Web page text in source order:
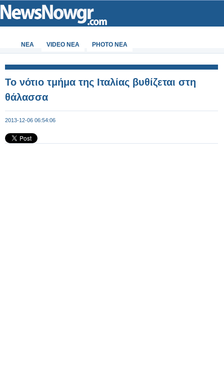
ΝΕΑ VIDEO NEA PHOTO NEA
Το νότιο τμήμα της Ιταλίας βυθίζεται στη
θάλασσα
2013-12-06 06:54:06